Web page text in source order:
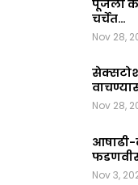
पूजेला
चर्चेत…
Nov 28,
Nov 28,
आषाढी-
Nov 3,